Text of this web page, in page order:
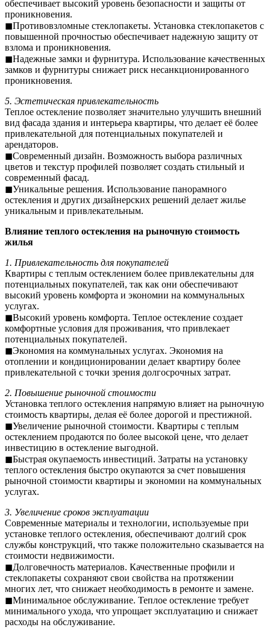
обеспечивает высокий уровень безопасности и защиты от
проникновения.
◼Противовзломные стеклопакеты. Установка стеклопакетов с
повышенной прочностью обеспечивает надежную защиту от
взлома и проникновения.
◼Надежные замки и фурнитура. Использование качественных
замков и фурнитуры снижает риск несанкционированного
проникновения.
5. Эстетическая привлекательность
Теплое остекление позволяет значительно улучшить внешний
вид фасада здания и интерьера квартиры, что делает её более
привлекательной для потенциальных покупателей и
арендаторов.
◼Современный дизайн. Возможность выбора различных
цветов и текстур профилей позволяет создать стильный и
современный фасад.
◼Уникальные решения. Использование панорамного
остекления и других дизайнерских решений делает жилье
уникальным и привлекательным.
Влияние теплого остекления на рыночную стоимость
жилья
1. Привлекательность для покупателей
Квартиры с теплым остеклением более привлекательны для
потенциальных покупателей, так как они обеспечивают
высокий уровень комфорта и экономии на коммунальных
услугах.
◼Высокий уровень комфорта. Теплое остекление создает
комфортные условия для проживания, что привлекает
потенциальных покупателей.
◼Экономия на коммунальных услугах. Экономия на
отоплении и кондиционировании делает квартиру более
привлекательной с точки зрения долгосрочных затрат.
2. Повышение рыночной стоимости
Установка теплого остекления напрямую влияет на рыночную
стоимость квартиры, делая её более дорогой и престижной.
◼Увеличение рыночной стоимости. Квартиры с теплым
остеклением продаются по более высокой цене, что делает
инвестицию в остекление выгодной.
◼Быстрая окупаемость инвестиций. Затраты на установку
теплого остекления быстро окупаются за счет повышения
рыночной стоимости квартиры и экономии на коммунальных
услугах.
3. Увеличение сроков эксплуатации
Современные материалы и технологии, используемые при
установке теплого остекления, обеспечивают долгий срок
службы конструкций, что также положительно сказывается на
стоимости недвижимости.
◼Долговечность материалов. Качественные профили и
стеклопакеты сохраняют свои свойства на протяжении
многих лет, что снижает необходимость в ремонте и замене.
◼Минимальное обслуживание. Теплое остекление требует
минимального ухода, что упрощает эксплуатацию и снижает
расходы на обслуживание.